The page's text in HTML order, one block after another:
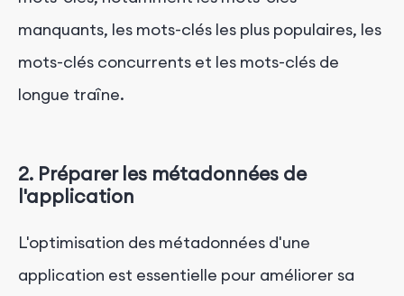
manquants, les mots-clés les plus populaires, les
mots-clés concurrents et les mots-clés de
longue traîne.
2. Préparer les métadonnées de
l'application
L'optimisation des métadonnées d'une
application est essentielle pour améliorer sa